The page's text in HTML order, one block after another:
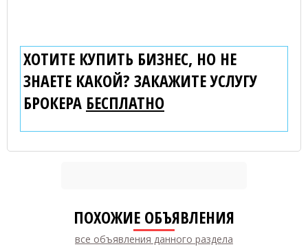
ХОТИТЕ КУПИТЬ БИЗНЕС, НО НЕ
ЗНАЕТЕ КАКОЙ? ЗАКАЖИТЕ УСЛУГУ
БРОКЕРА БЕСПЛАТНО
ПОХОЖИЕ ОБЪЯВЛЕНИЯ
все объявления данного раздела